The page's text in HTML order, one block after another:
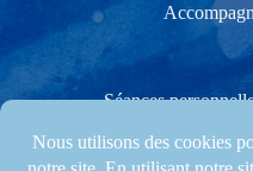
Séances
Stages créatifs &